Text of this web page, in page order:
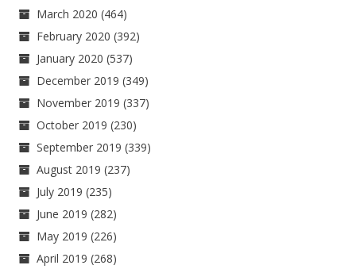
March 2020 (464)
February 2020 (392)
January 2020 (537)
December 2019 (349)
November 2019 (337)
October 2019 (230)
September 2019 (339)
August 2019 (237)
July 2019 (235)
June 2019 (282)
May 2019 (226)
April 2019 (268)